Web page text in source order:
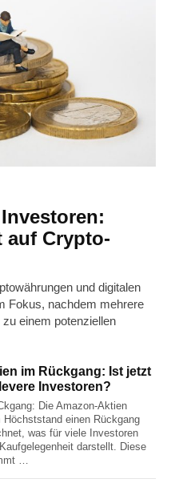
auf Crypto-
und digitalen
Fokus, nachdem mehrere
einem potenziellen
im Rückgang: Ist jetzt
Investoren?
Die Amazon-Aktien
Höchststand einen Rückgang
was für viele Investoren
darstellt. Diese
…